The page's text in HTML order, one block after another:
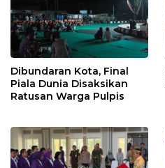
Dibundaran Kota, Final
Piala Dunia Disaksikan
Ratusan Warga Pulpis